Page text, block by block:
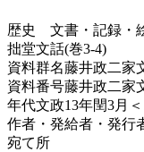
歴史
文書・記録・
拙堂文話(巻3-4)
資料群名藤井政二家
資料番号藤井政二家
年代文政13年閏3月＜
作者・発給者・発行
宛て所